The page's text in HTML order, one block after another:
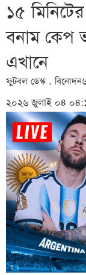
১৫
বনাম কেপ
এখানে
ফুটবল ডেস্ক .
২০২৬ জুলাই ০৪